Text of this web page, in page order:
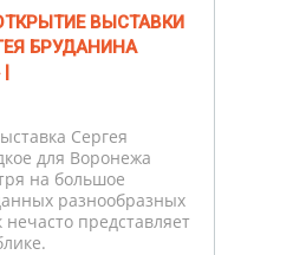
ВЫСТАВКИ
БРУДАНИНА
|
Сергея
для Воронежа
на большое
разнообразных
представляет